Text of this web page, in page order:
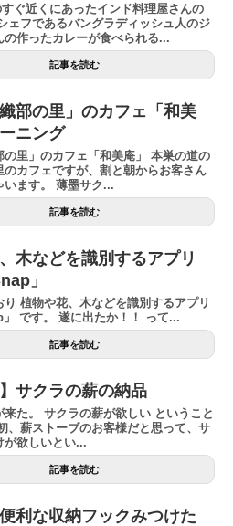
ぐ近くにあったインド料理屋さんの
ェフであるバングラディッシュ人のジ
の作ったカレーが食べられる...
記事を読む
部の里」のカフェ「和美
ニング
の里」のカフェ「和美庵」 本巣の道の
のカフェですが、割と朝からお客さん
います。 薄墨サク...
記事を読む
木などを識別するアプリ
」
り 植物や花、木などを識別するアプリ
」 です。 遂に出たか！！ って...
記事を読む
】サクラの薪の納品
来た。 サクラの薪が欲しい ということ
、薪ストーブのお客様だと思って、サ
が欲しいとい...
記事を読む
利な収納フックみつけた